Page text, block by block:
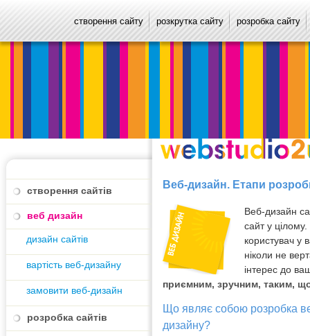
створення сайту розкрутка сайту розробка сайту
створення сайтів
веб дизайн
дизайн сайтів
вартість веб-дизайну
замовити веб-дизайн
розробка сайтів
Веб-дизайн. Етапи
Веб-дизайн
сайт у
користувач у
ніколи не
інтерес до
приємним, зручним, таким,
Що являє собою розробка
дизайну?